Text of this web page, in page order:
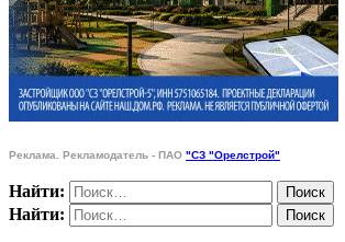
Реклама. Рекламодатель - ПАО "СЗ "Орелстрой"
Найти:
Найти: